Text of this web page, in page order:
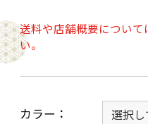
【プレゼントにもお
定期入れやクレジッ
送料や店舗概要につい
い。
カラー